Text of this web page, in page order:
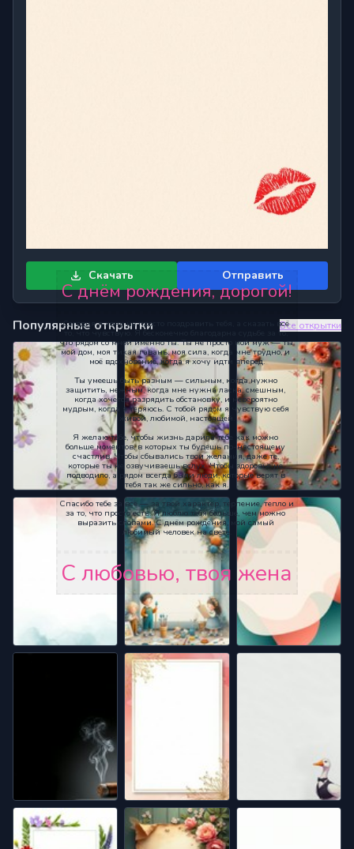
С днём рождения, дорогой!
Сегодня я хочу не просто поздравить тебя, а сказать всё
то, что чувствую. Я бесконечно благодарна судьбе за то,
что рядом со мной именно ты. Ты не просто мой муж — ты
мой дом, моя тихая гавань, моя сила, когда мне трудно, и
моё вдохновение, когда я хочу идти вперёд.
Ты умеешь быть разным — сильным, когда нужно
защитить, нежным, когда мне нужна ласка, смешным,
когда хочется разрядить обстановку, и невероятно
мудрым, когда я теряюсь. С тобой рядом я чувствую себя
живой, любимой, настоящей.
Я желаю тебе, чтобы жизнь дарила тебе как можно
больше моментов, в которых ты будешь по-настоящему
счастлив. Чтобы сбывались твои желания, даже те,
которые ты не озвучиваешь вслух. Чтобы здоровье не
подводило, а рядом всегда были люди, которые верят в
тебя так же сильно, как я.
Спасибо тебе за всё — за твой характер, терпение, тепло и
за то, что просто есть. Я люблю тебя больше, чем можно
выразить словами. С днём рождения, мой самый
любимый человек на свете.
С любовью, твоя жена
Скачать Отправить
Популярные открытки Все открытки